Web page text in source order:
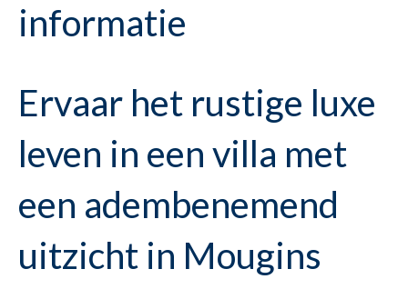
informatie
Ervaar het rustige luxe
leven in een villa met
een adembenemend
uitzicht in Mougins